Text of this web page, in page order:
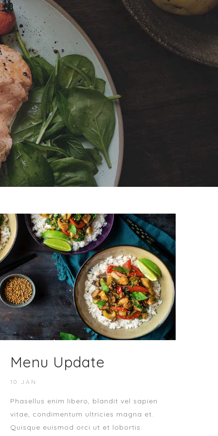
Menu Update
10 JAN
Phasellus enim libero, blandit vel sapien
vitae, condimentum ultricies magna et.
Quisque euismod orci ut et lobortis.